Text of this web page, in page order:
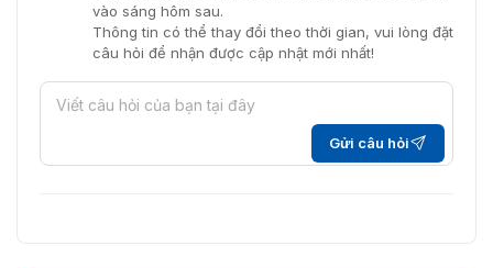
vào sáng hôm sau.
Thông tin có thể thay đổi theo thời gian, vui lòng đặt
câu hỏi để nhận được cập nhật mới nhất!
Gửi câu hỏi